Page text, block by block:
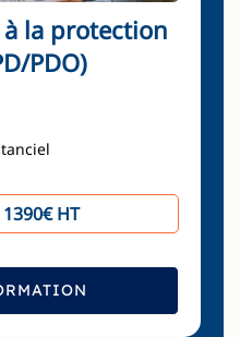
la protection
PDO)
HT